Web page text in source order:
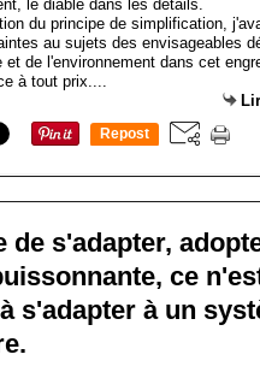
du principe de simplification,
au sujets des envisageables
et de l'environnement dans cet
à tout prix....
Repost
de s'adapter,
ce
s'adapter à un